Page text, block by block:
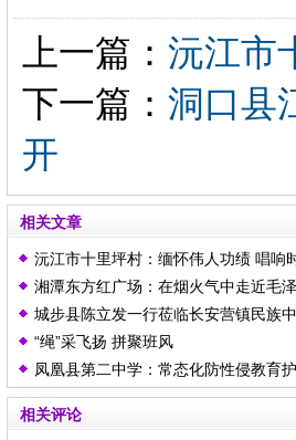
上一篇： 沅江市
下一篇： 洞口县
开
相关文章
沅江市十里坪村：缅怀伟人功绩 唱响
湘潭东方红广场：在烟火气中走近毛
城步县陈立发一行莅临长安营镇民族
“绳”采飞扬 拼聚班风
凤凰县第二中学：常态化防性侵教育
相关评论